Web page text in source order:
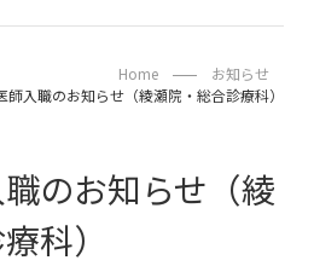
Home
お知らせ
師入職のお知らせ（綾瀬院・総合診療科）
のお知らせ（綾
科）